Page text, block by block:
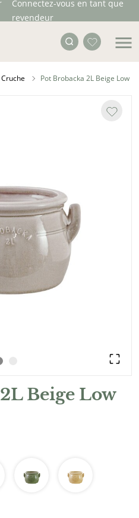
Connectez-vous en tant que
revendeur
Cruche Pot Brobacka 2L Beige Low
Beige Low